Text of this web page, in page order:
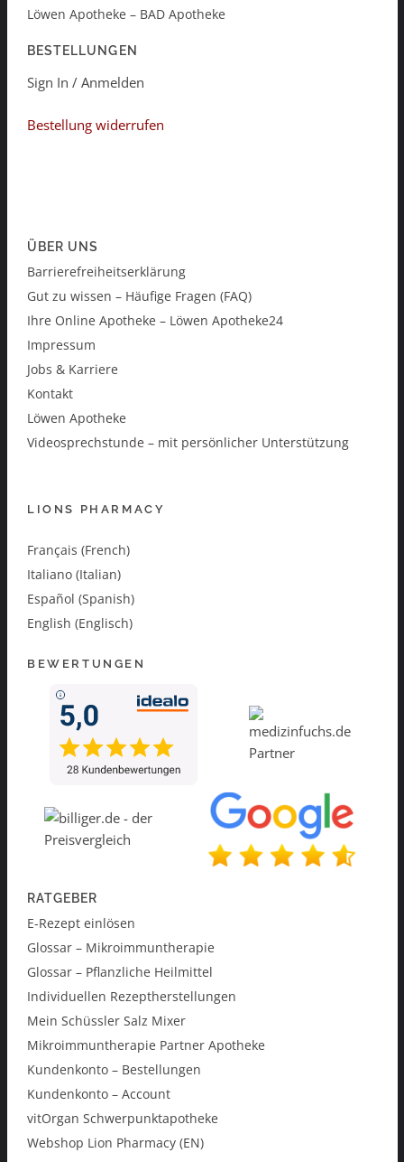
Löwen Apotheke – BAD Apotheke
BESTELLUNGEN
Sign In / Anmelden
Bestellung widerrufen
ÜBER UNS
Barrierefreiheitserklärung
Gut zu wissen – Häufige Fragen (FAQ)
Ihre Online Apotheke – Löwen Apotheke24
Impressum
Jobs & Karriere
Kontakt
Löwen Apotheke
Videosprechstunde – mit persönlicher Unterstützung
LIONS PHARMACY
Français (French)
Italiano (Italian)
Español (Spanish)
English (Englisch)
BEWERTUNGEN
RATGEBER
E-Rezept einlösen
Glossar – Mikroimmuntherapie
Glossar – Pflanzliche Heilmittel
Individuellen Rezeptherstellungen
Mein Schüssler Salz Mixer
Mikroimmuntherapie Partner Apotheke
Kundenkonto – Bestellungen
Kundenkonto – Account
vitOrgan Schwerpunktapotheke
Webshop Lion Pharmacy (EN)